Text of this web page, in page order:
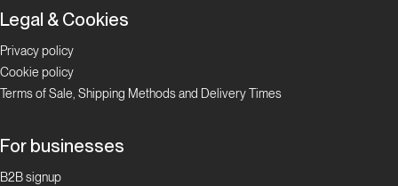
Legal & Cookies
Privacy policy
Cookie policy
Terms of Sale, Shipping Methods and Delivery Times
For businesses
B2B signup